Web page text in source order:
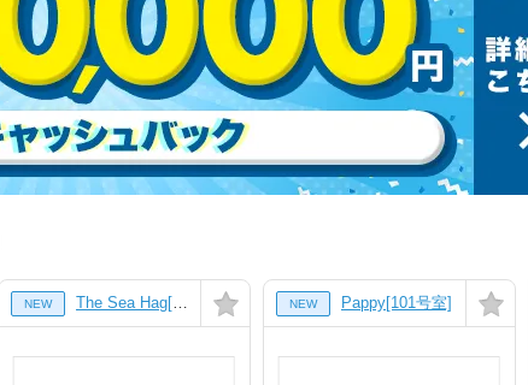
NEW The Sea Hag[302号室] NEW Pappy[101号室]